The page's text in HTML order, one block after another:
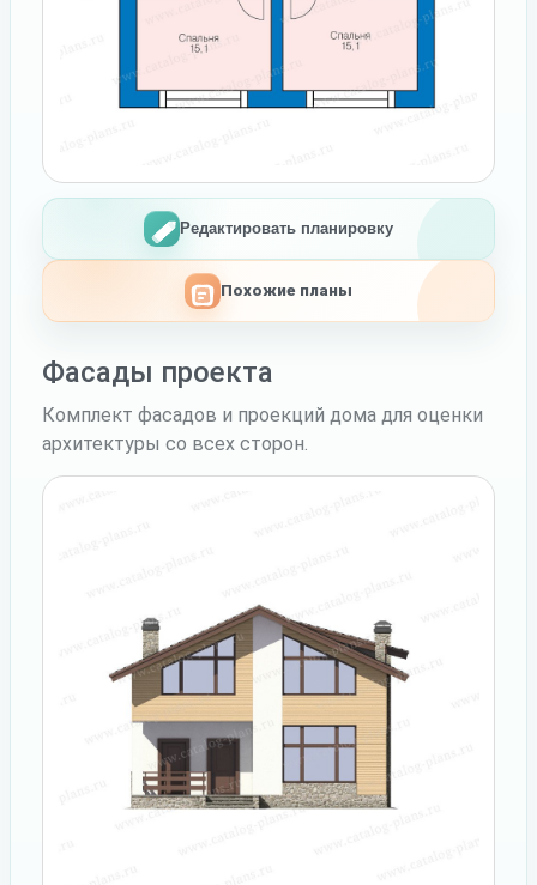
Редактировать планировку
Похожие планы
Фасады проекта
Комплект фасадов и проекций дома для оценки
архитектуры со всех сторон.